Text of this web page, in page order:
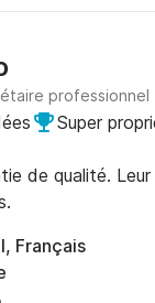
professionnel
Super
de qualité.
Français